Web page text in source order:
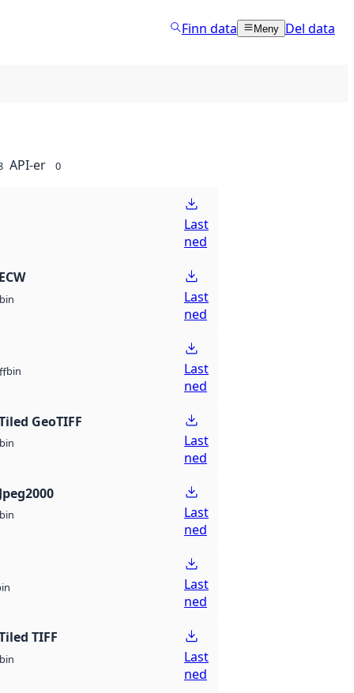
Finn data Meny Del data
API-er 0
Last
ned
bin
Last
ned
bin
Last
ned
GeoTIFF
bin
Last
ned
bin
Last
ned
Last
ned
TIFF
bin
Last
ned